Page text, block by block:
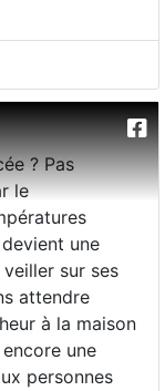
? Pas
le
une
sur ses
attendre
à la maison
une
personnes